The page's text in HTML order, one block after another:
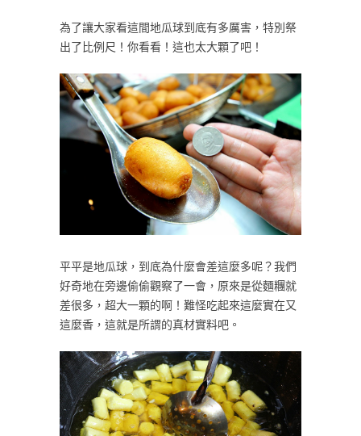
為了讓大家看這間地瓜球到底有多厲害，特別祭
出了比例尺！你看看！這也太大顆了吧！
平平是地瓜球，到底為什麼會差這麼多呢？我們
好奇地在旁邊偷偷觀察了一會，原來是從麵糰就
差很多，超大一顆的啊！難怪吃起來這麼實在又
這麼香，這就是所謂的真材實料吧。